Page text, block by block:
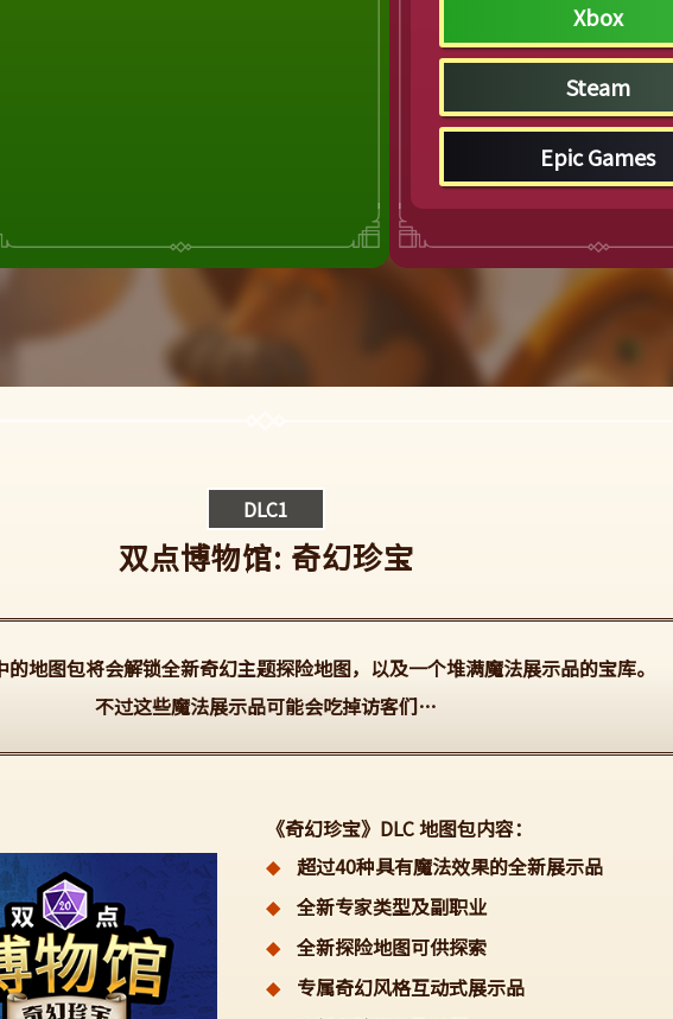
Xbox
Steam
Epic Games
DLC1
双点博物馆: 奇幻珍宝
地图包将会解锁全新奇幻主题探险地图，以及一个堆满魔法展示品的宝库。
不过这些魔法展示品可能会吃掉访客们…
《奇幻珍宝》DLC 地图包内容：
超过40种具有魔法效果的全新展示品
全新专家类型及副职业
全新探险地图可供探索
专属奇幻风格互动式展示品